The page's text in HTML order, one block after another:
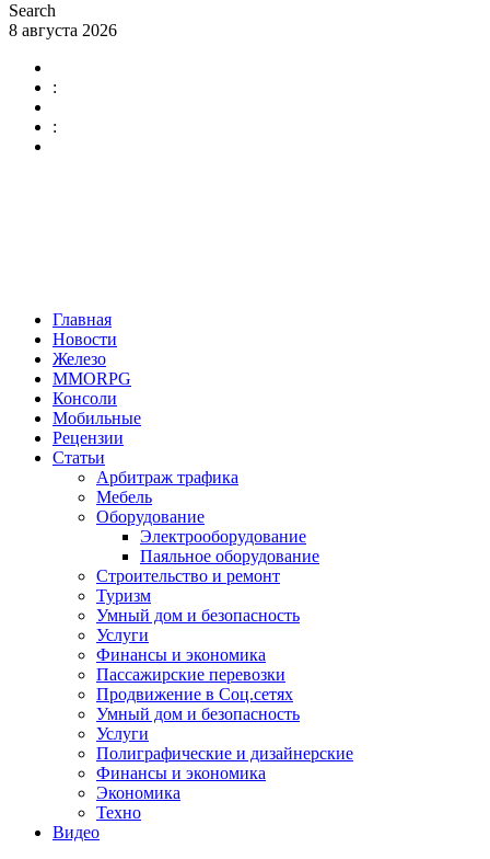
Search
8 августа 2026
:
:
Главная
Новости
Железо
MMORPG
Консоли
Мобильные
Рецензии
Статьи
Арбитраж трафика
Мебель
Оборудование
Электрооборудование
Паяльное оборудование
Строительство и ремонт
Туризм
Умный дом и безопасность
Услуги
Финансы и экономика
Пассажирские перевозки
Продвижение в Соц.сетях
Умный дом и безопасность
Услуги
Полиграфические и дизайнерские
Финансы и экономика
Экономика
Техно
Видео